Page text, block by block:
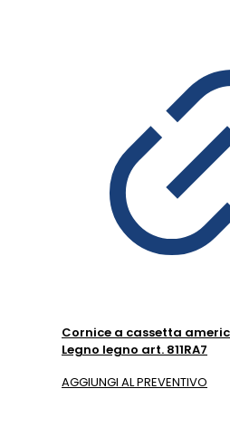
Cornice a cassetta
Legno legno art. 811RA7
AGGIUNGI AL PREVENTIVO